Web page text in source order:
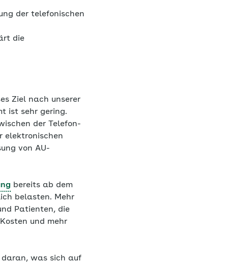
der telefonischen
die
Ziel nach unserer
ist sehr gering.
der Telefon-
elektronischen
von AU-
bereits ab dem
belasten. Mehr
Patienten, die
und mehr
was sich auf